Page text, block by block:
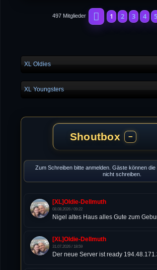
497 Mitglieder Seite1von20
1 2 3 4 5
XL Oldies
XL Youngsters
Shoutbox −
Zum Schreiben bitte anmelden. Gäste können
nicht schreiben.
[XL]Oldie-Dellmuth
08.08.2026 / 09:22
Nigel altes Haus alles Gute zum
[XL]Oldie-Dellmuth
31.07.2026 / 18:59
Der neue Server ist ready